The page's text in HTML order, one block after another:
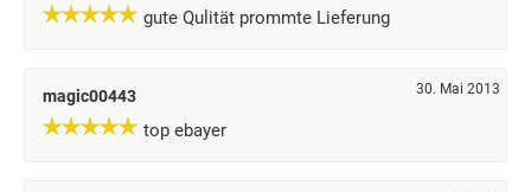
gute Qulität prommte Lieferung
magic00443 30. Mai 2013
top ebayer